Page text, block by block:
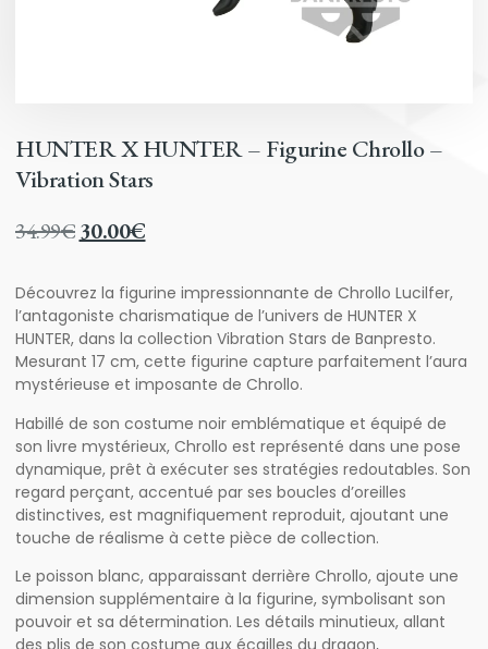
HUNTER X HUNTER – Figurine Chrollo –
Vibration Stars
34.99€30.00€
Découvrez la figurine impressionnante de Chrollo Lucilfer,
l’antagoniste charismatique de l’univers de HUNTER X
HUNTER, dans la collection Vibration Stars de Banpresto.
Mesurant 17 cm, cette figurine capture parfaitement l’aura
mystérieuse et imposante de Chrollo.
Habillé de son costume noir emblématique et équipé de
son livre mystérieux, Chrollo est représenté dans une pose
dynamique, prêt à exécuter ses stratégies redoutables. Son
regard perçant, accentué par ses boucles d’oreilles
distinctives, est magnifiquement reproduit, ajoutant une
touche de réalisme à cette pièce de collection.
Le poisson blanc, apparaissant derrière Chrollo, ajoute une
dimension supplémentaire à la figurine, symbolisant son
pouvoir et sa détermination. Les détails minutieux, allant